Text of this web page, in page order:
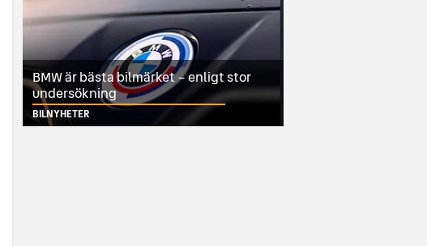
BMW är bästa bilmärket – enligt stor
undersökning
BILNYHETER